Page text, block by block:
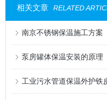
相关文章 RELATED
南京不锈钢保温施工方案
泵房罐体保温安装的原理
工业污水管道保温外护铁